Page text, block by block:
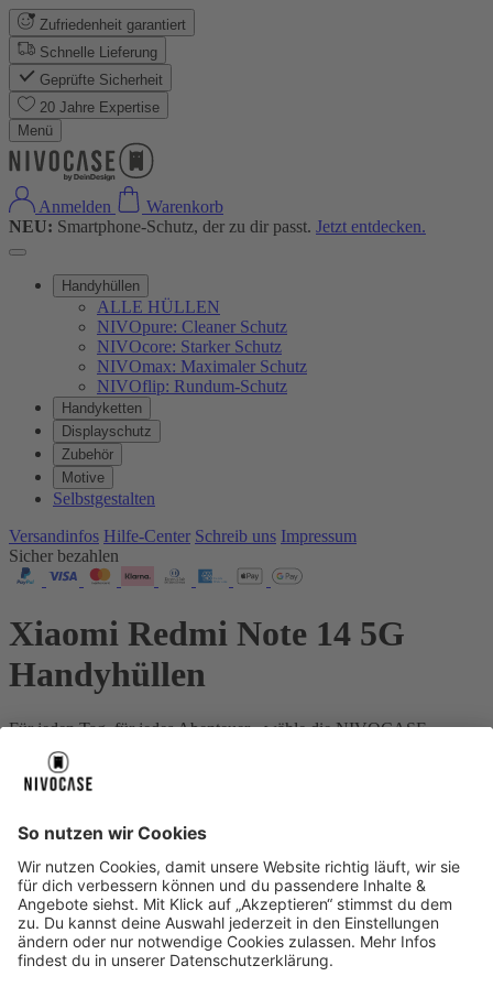
Zufriedenheit garantiert
Schnelle Lieferung
Geprüfte Sicherheit
20 Jahre Expertise
Menü
Anmelden
Warenkorb
NEU: Smartphone-Schutz, der zu dir passt. Jetzt entdecken.
Handyhüllen
ALLE HÜLLEN
NIVOpure: Cleaner Schutz
NIVOcore: Starker Schutz
NIVOmax: Maximaler Schutz
NIVOflip: Rundum-Schutz
Handyketten
Displayschutz
Zubehör
Motive
Selbstgestalten
Versandinfos Hilfe-Center Schreib uns Impressum
Sicher bezahlen
Xiaomi Redmi Note 14 5G
Handyhüllen
Für jeden Tag, für jedes Abenteuer - wähle die NIVOCASE
Schutzstufe, die genau zu deinem Leben passt.
Dein Gerät:
Über uns Über uns
About NIVOCASE NIVOCASE Test Lab Schreib uns
Sicher bezahlen
Sicher bezahlen